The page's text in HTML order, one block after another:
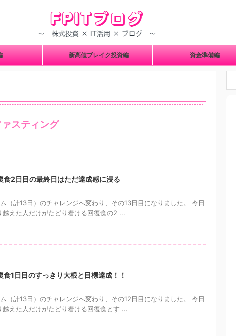
編 新高値ブレイク投資編 資金準備編
スティング
食2日目の最終日はただ達成感に浸る
（計13日）のチャレンジへ変わり、その13日目になりました。 今日
えた人だけがたどり着ける回復食の2 ...
1日目のすっきり大根と目標達成！！
（計13日）のチャレンジへ変わり、その12日目になりました。 今日
えた人だけがたどり着ける回復食とす ...